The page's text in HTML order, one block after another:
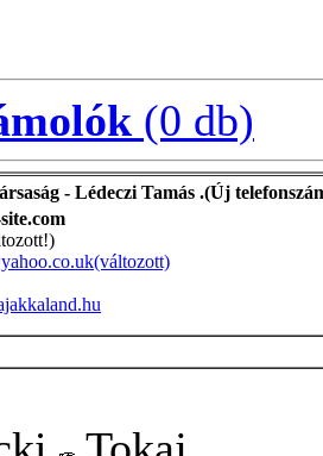
(0 db)
- Lédeczi Tamás .(Új